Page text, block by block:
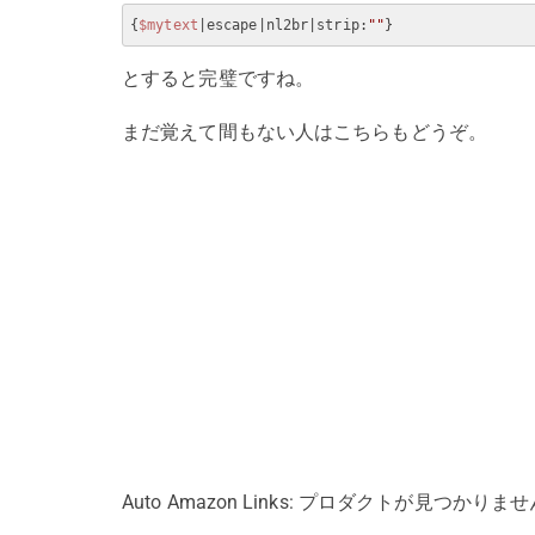
{ $mytext |escape|nl2br|strip: ""
とすると完璧ですね。
まだ覚えて間もない人はこちらもどうぞ。
Auto Amazon Links: プロダクトが見つかりませ